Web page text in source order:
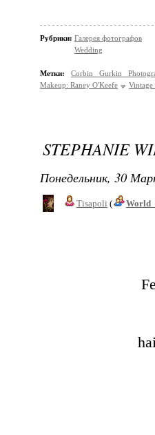
Рубрики: Галерея фотографов
Wedding
Метки:
Corbin Gurkin
Makeup: Raney O'Keefe
Vintage
STEPHANIE
Понедельник, 30
Tisapoli (